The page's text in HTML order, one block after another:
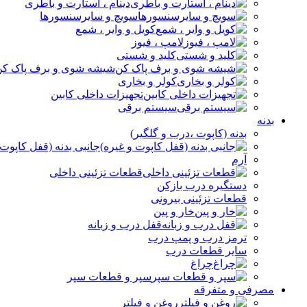
دینام ، استارت و باطری
سویچ و سایرسنسورها
کویل و وایر ، شمع
لامپ ، فیوز
کلید و شستی
شیشه شوی و برف پاک
کولر و بخاری
تجهیزات داخلی کابین
سیستم برقی
بدنه
بدنه (کاپوت ،درب و گلگیر)
جانبی بدنه (قفل
آرم
قطعات تزئینی داخلی
دستگیره درب بازکن
قطعات تزئینی بیرونی
خار و پین
قفل درب و زبانه
ترمز درب و پمپ درب
سایر قطعات درب
چراغ
سپر و قطعات سپر
مصرفی و متفرقه
روغن و فیلتر